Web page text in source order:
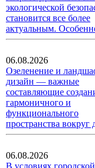
экологической
становится все более
актуальным.
06.08.2026
Озеленение и
дизайн — важные
составляющие
гармоничного и
функционального
пространства вокруг
06.08.2026
В условиях